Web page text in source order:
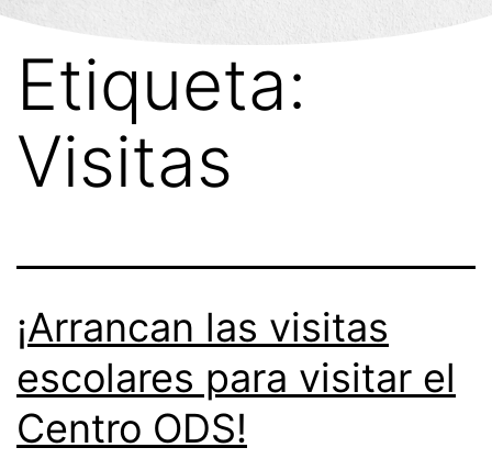
Etiqueta:
Visitas
¡Arrancan las visitas
escolares para visitar el
Centro ODS!